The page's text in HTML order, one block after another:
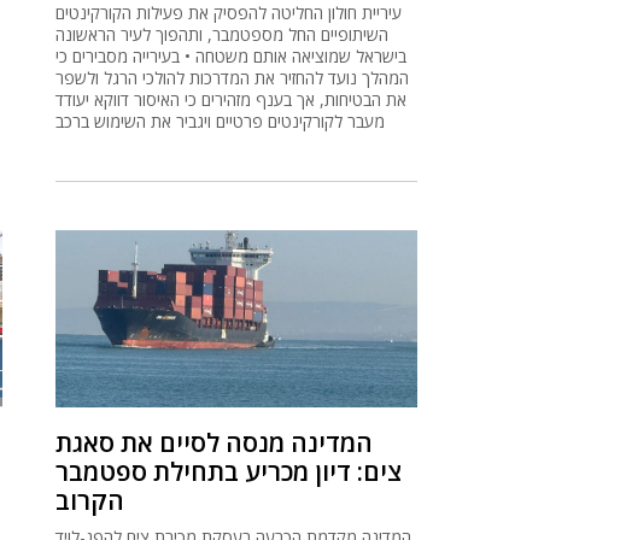
עיריית חולון החליטה להפסיק את פעילות הקורקינטים
השיתופיים החל מספטמבר, ותהפוך לעיר הראשונה
בישראל שמוציאה אותם משטחה • בעירייה מסבירים כי
המהלך נועד להחזיר את המדרכות להולכי הרגל ולשפר
את הבטיחות, אך בענף מזהירים כי האיסור דווקא יעודד
מעבר לקורקינטים פרטיים ויגביר את השימוש ברכב
המדינה מנסה לסיים את סאגת
צים: דיון מכריע בתחילת ספטמבר
הקרוב